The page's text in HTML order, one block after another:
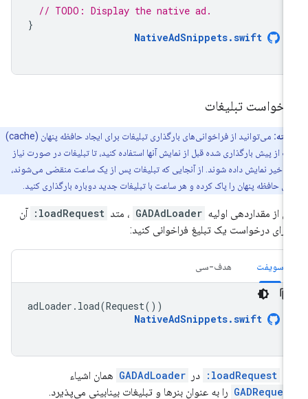
// TODO: Display the native ad.
NativeAdSnippets.swift
تبلیغات
می‌توانید از فراخوانی‌های بارگذاری تبلیغات برای ایجاد حافظه پنهان (cache)
از پیش بارگذاری شده قبل از نمایش آنها استفاده کنید، تا تبلیغات در صورت نیاز
تأخیر نمایش داده شوند. از آنجایی که تبلیغات پس از یک ساعت منقضی می‌شوند،
حافظه پنهان را پاک کرده و هر ساعت با تبلیغات جدید دوباره بارگذاری کنید.
از مقداردهی اولیه GADAdLoader ، متد loadRequest:
آن
برای درخواست یک تبلیغ فراخوانی کنید:
سویفت هدف-سی
adLoader.load(Request
NativeAdSnippets.swift
loadRequest: در GADAdLoader همان اشیاء
را به عنوان بنرها و تبلیغات بینابینی می‌پذیرد.